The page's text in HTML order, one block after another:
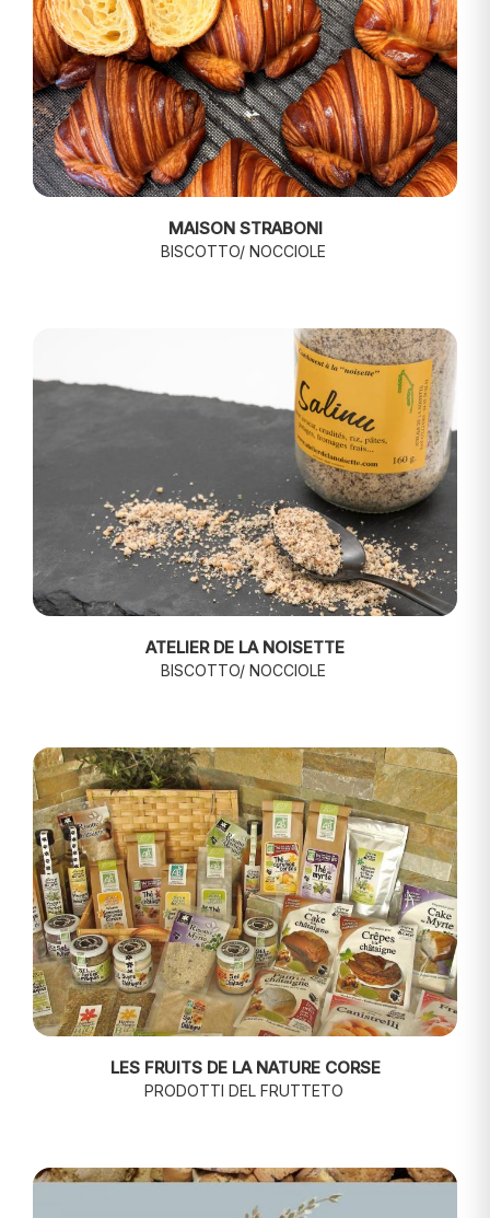
MAISON STRABONI
BISCOTTO/ NOCCIOLE
ATELIER DE LA NOISETTE
BISCOTTO/ NOCCIOLE
LES FRUITS DE LA NATURE CORSE
PRODOTTI DEL FRUTTETO